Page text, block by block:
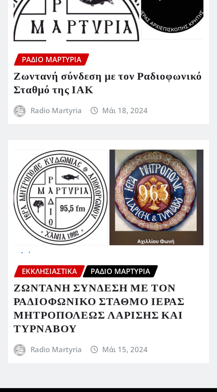
ΡΆΔΙΟ ΜΑΡΤΥΡΊΑ
Ζωντανή σύνδεση με τον Ραδιοφωνικό
Σταθμό της ΙΑΚ
Radio Martyria Μάι 18, 2024
ΕΚΚΛΗΣΙΑΣΤΙΚΆ ΡΆΔΙΟ ΜΑΡΤΥΡΊΑ
ΖΩΝΤΑΝΗ ΣΥΝΔΕΣΗ ΜΕ ΤΟΝ
ΡΑΔΙΟΦΩΝΙΚΟ ΣΤΑΘΜΟ ΙΕΡΑΣ
ΜΗΤΡΟΠΟΛΕΩΣ ΛΑΡΙΣΗΣ ΚΑΙ
ΤΥΡΝΑΒΟΥ
Radio Martyria Μάι 15, 2024